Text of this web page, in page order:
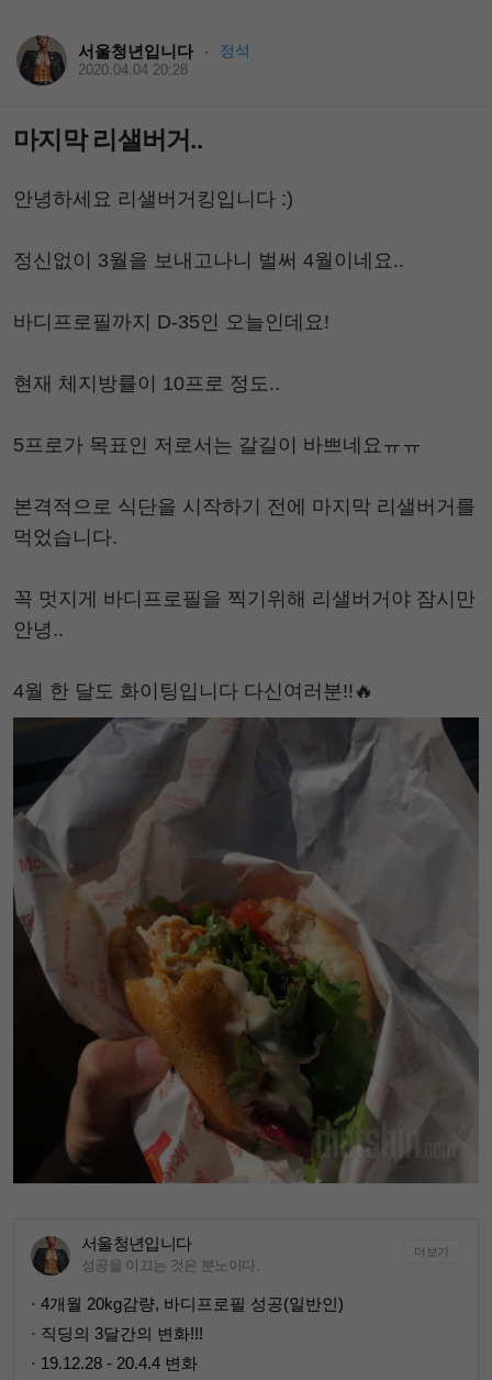
서울청년입니다 · 정석
2020.04.04 20:28
마지막 리샐버거..
안녕하세요 리샐버거킹입니다 :)
정신없이 3월을 보내고나니 벌써 4월이네요..
바디프로필까지 D-35인 오늘인데요!
현재 체지방률이 10프로 정도..
5프로가 목표인 저로서는 갈길이 바쁘네요ㅠㅠ
본격적으로 식단을 시작하기 전에 마지막 리샐버거를
먹었습니다.
꼭 멋지게 바디프로필을 찍기위해 리샐버거야 잠시만
안녕..
4월 한 달도 화이팅입니다 다신여러분!!🔥
서울청년입니다
성공을 이끄는 것은 분노이다.
더보기
· 4개월 20kg감량, 바디프로필 성공(일반인)
· 직딩의 3달간의 변화!!!
· 19.12.28 - 20.4.4 변화